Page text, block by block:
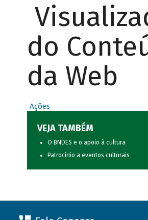
do
da Web
Ações
VEJA TAMBÉM
O BNDES e o apoio à cultura
Patrocínio a eventos culturais